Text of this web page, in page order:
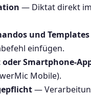
— Diktat direkt im
und Templates
einfügen.
Smartphone-
Mobile).
—